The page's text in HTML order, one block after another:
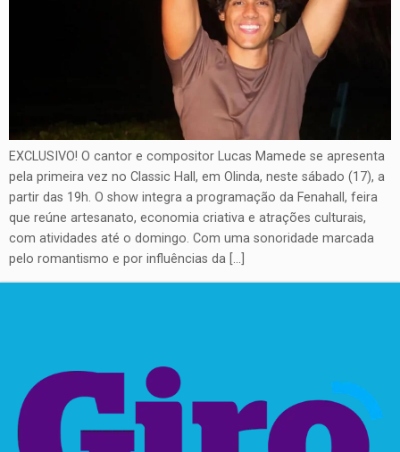
EXCLUSIVO! O cantor e compositor Lucas Mamede se apresenta
pela primeira vez no Classic Hall, em Olinda, neste sábado (17), a
partir das 19h. O show integra a programação da Fenahall, feira
que reúne artesanato, economia criativa e atrações culturais,
com atividades até o domingo. Com uma sonoridade marcada
pelo romantismo e por influências da […]